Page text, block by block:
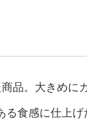
品。大きめに
食感に仕上